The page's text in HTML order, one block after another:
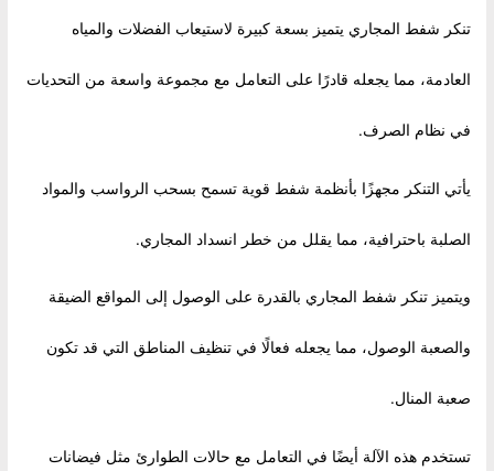
تنكر شفط المجاري يتميز بسعة كبيرة لاستيعاب الفضلات والمياه
العادمة، مما يجعله قادرًا على التعامل مع مجموعة واسعة من التحديات
في نظام الصرف.
يأتي التنكر مجهزًا بأنظمة شفط قوية تسمح بسحب الرواسب والمواد
الصلبة باحترافية، مما يقلل من خطر انسداد المجاري.
ويتميز تنكر شفط المجاري بالقدرة على الوصول إلى المواقع الضيقة
والصعبة الوصول، مما يجعله فعالًا في تنظيف المناطق التي قد تكون
صعبة المنال.
تستخدم هذه الآلة أيضًا في التعامل مع حالات الطوارئ مثل فيضانات